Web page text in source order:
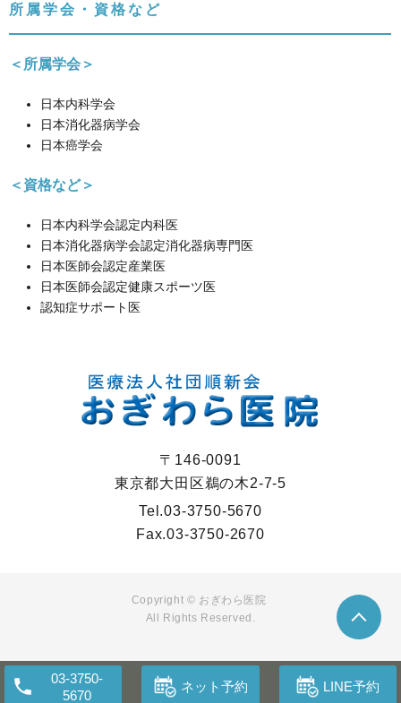
所属学会・資格など
＜所属学会＞
日本内科学会
日本消化器病学会
日本癌学会
＜資格など＞
日本内科学会認定内科医
日本消化器病学会認定消化器病専門医
日本医師会認定産業医
日本医師会認定健康スポーツ医
認知症サポート医
03-3750-
5670
ネット予約 LINE予約
〒146-0091
東京都大田区鵜の木2-7-5
Tel.03-3750-5670
Fax.03-3750-2670
Copyright © おぎわら医院
All Rights Reserved.